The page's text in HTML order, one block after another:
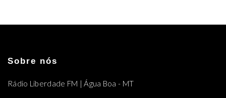
Sobre nós
Rádio Liberdade FM | Água Boa - MT